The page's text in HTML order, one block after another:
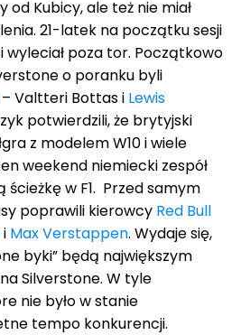
od Kubicy, ale też nie miał
21-latek na początku sesji
i wyleciał poza tor. Początkowo
o poranku byli
– Valtteri Bottas i Lewis
potwierdzili, że brytyjski
z modelem W10 i wiele
weekend niemiecki zespół
w F1. Przed samym
poprawili kierowcy Red Bull
i Max Verstappen. Wydaje się,
byki” będą największym
Silverstone. W tyle
nie było w stanie
tempo konkurencji.